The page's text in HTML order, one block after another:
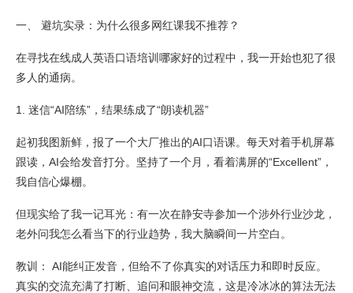
一、 避坑实录：为什么很多网红课我不推荐？
在寻找在线成人英语口语培训哪家好的过程中，我一开始也犯了很
多人的通病。
1. 迷信“AI陪练”，结果练成了“朗读机器”
起初我图新鲜，报了一个大厂推出的AI口语课。每天对着手机屏幕
跟读，AI会给发音打分。坚持了一个月，看着满屏的“Excellent”，
我自信心爆棚。
但现实给了我一记耳光：有一次在静安寺参加一个涉外行业沙龙，
老外问我怎么看当下的行业趋势，我大脑瞬间一片空白。
教训： AI能纠正发音，但给不了你真实的对话压力和即时反应。
真实的交流充满了打断、追问和眼神交流，这是冷冰冰的算法无法